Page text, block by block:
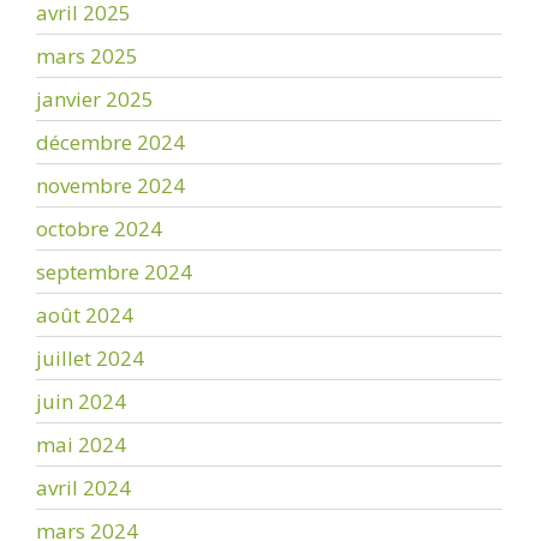
avril 2025
mars 2025
janvier 2025
décembre 2024
novembre 2024
octobre 2024
septembre 2024
août 2024
juillet 2024
juin 2024
mai 2024
avril 2024
mars 2024